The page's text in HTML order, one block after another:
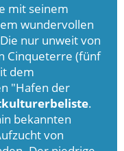
mit seinem
wundervollen
nur unweit von
Cinqueterre (fünf
dem
"Hafen der
.
bekannten
von